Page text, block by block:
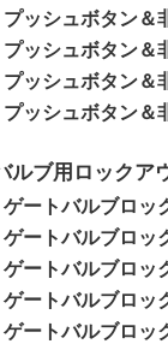
プッシュボタン＆
プッシュボタン＆
プッシュボタン＆
プッシュボタン＆
ルブ用ロックア
ゲートバルブロッ
ゲートバルブロッ
ゲートバルブロッ
ゲートバルブロッ
ゲートバルブロッ